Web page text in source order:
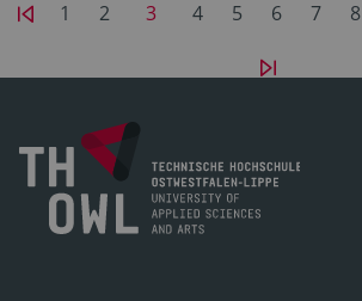
1 2 3 4 5 6 7 8